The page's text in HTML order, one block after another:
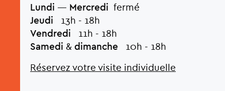
Lundi — Mercredi fermé
Jeudi 13h - 18h
Vendredi 11h - 18h
Samedi & dimanche 10h - 18h
Réservez votre visite individuelle